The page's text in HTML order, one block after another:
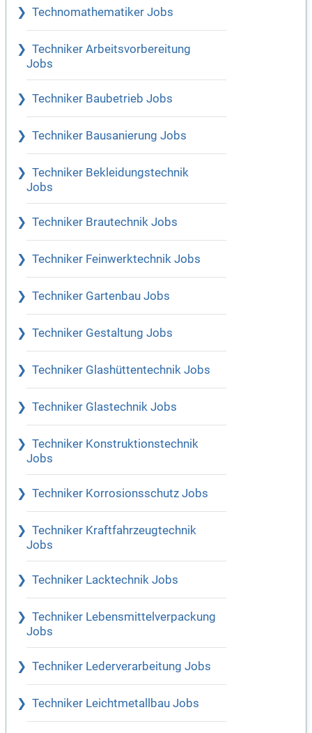
Technomathematiker Jobs
Techniker Arbeitsvorbereitung
Jobs
Techniker Baubetrieb Jobs
Techniker Bausanierung Jobs
Techniker Bekleidungstechnik
Jobs
Techniker Brautechnik Jobs
Techniker Feinwerktechnik Jobs
Techniker Gartenbau Jobs
Techniker Gestaltung Jobs
Techniker Glashüttentechnik Jobs
Techniker Glastechnik Jobs
Techniker Konstruktionstechnik
Jobs
Techniker Korrosionsschutz Jobs
Techniker Kraftfahrzeugtechnik
Jobs
Techniker Lacktechnik Jobs
Techniker Lebensmittelverpackung
Jobs
Techniker Lederverarbeitung Jobs
Techniker Leichtmetallbau Jobs